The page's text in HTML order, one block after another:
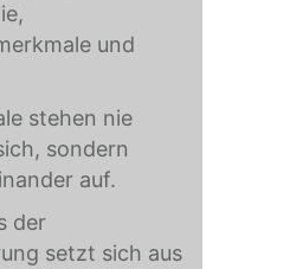
und
stehen nie
sondern
auf.
der
setzt sich aus